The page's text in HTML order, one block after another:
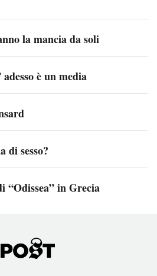
la mancia da soli
è un media
di sesso?
“Odissea” in Grecia